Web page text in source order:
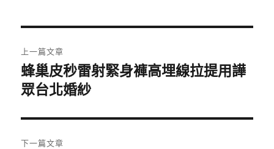
章
導
覽
上一篇文章
上
一
文
章:
蜂巢皮秒雷射緊身褲高埋線拉提用譁
眾台北婚紗
下一篇文章